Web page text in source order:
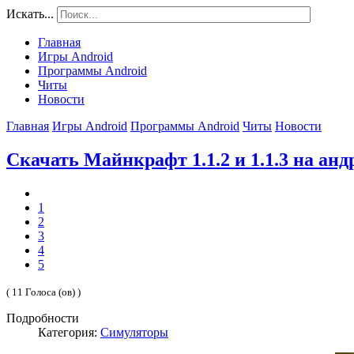
Искать...
Главная
Игры Android
Программы Android
Читы
Новости
Главная Игры Android Программы Android Читы Новости
Скачать Майнкрафт 1.1.2 и 1.1.3 на
1
2
3
4
5
( 11 Голоса (ов) )
Подробности
Категория: Симуляторы